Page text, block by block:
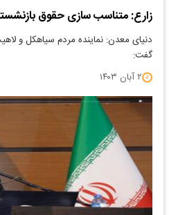
زارع: متناسب سازی حقوق
دنیای معدن: نماینده مردم سیاهکل و
گفت:
۲ آبان ۱۴۰۳